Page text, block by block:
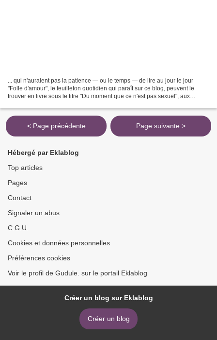
... qui n'auraient pas la patience — ou le temps — de lire au jour le jour
"Folle d'amour", le feuilleton quotidien qui paraît sur ce blog, peuvent le
trouver en livre sous le titre "Du moment que ce n'est pas sexuel", aux
< Page précédente Page suivante >
Hébergé par Eklablog
Top articles
Pages
Contact
Signaler un abus
C.G.U.
Cookies et données personnelles
Préférences cookies
Voir le profil de Gudule. sur le portail Eklablog
Créer un blog sur Eklablog
Créer un blog